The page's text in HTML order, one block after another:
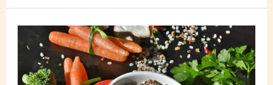
Gesunde
Ernährung:
Wie